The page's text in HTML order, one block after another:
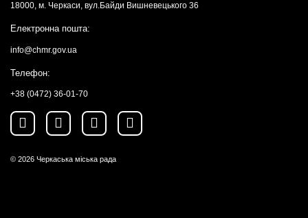
18000, м. Черкаси, вул.Байди Вишневецького 36
Електронна пошта:
info@chmr.gov.ua
Телефон:
+38 (0472) 36-01-70
© 2026 Черкаська міська рада